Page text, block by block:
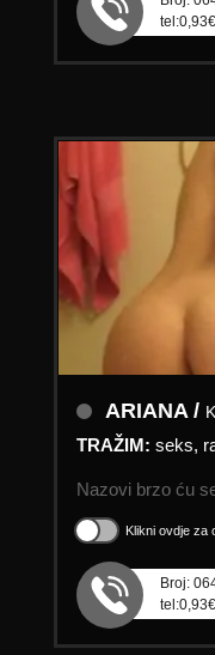
ARIANA /
TRAŽIM: seks,
Nazovi brzo ću
Klikni ovdje za
Broj: